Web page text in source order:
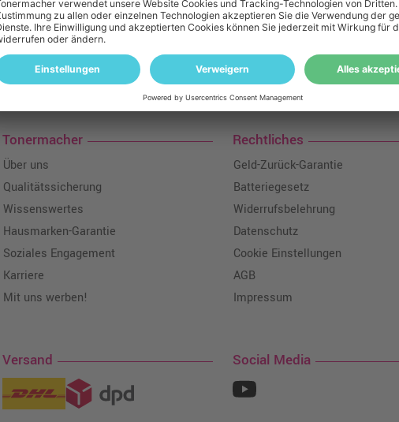
Xerox WorkCentre C 2424 DP
Kostenloser Versand: ab einem Ampertec Warenwert von 35€ liefern wir
Tonermacher
Über uns
Qualitätssicherung
Wissenswertes
Hausmarken-Garantie
Soziales Engagement
Karriere
Mit uns werben!
Rechtliches
Geld-Zurück-Garantie
Batteriegesetz
Widerrufsbelehrung
Datenschutz
Cookie Einstellungen
AGB
Impressum
Versand Social Media